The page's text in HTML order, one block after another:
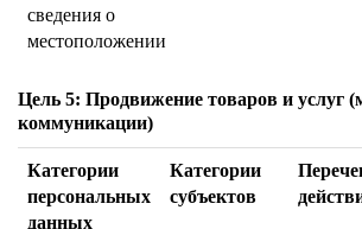
сведения о
местоположении
Цель 5: Продвижение товаров и услуг
коммуникации)
Категории
персональных
данных
Категории
субъектов